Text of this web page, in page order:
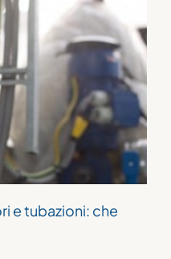
e tubazioni: che